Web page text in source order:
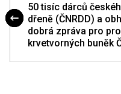
50 tisíc dárců
dřeně (ČNRDD) a
dobrá zpráva pro
krvetvorných buněk